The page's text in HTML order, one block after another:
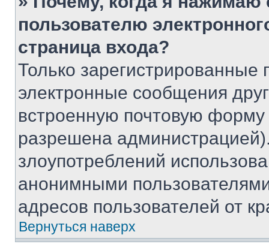
пользователю
страница входа?
Только зарегистрированные
электронные сообщения
встроенную почтовую
разрешена
злоупотреблений
анонимными
адресов пользователей от
Вернуться наверх